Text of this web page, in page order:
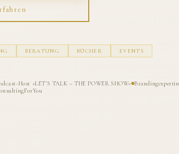
BERATUNG BÜCHER EVENTS
Host »LET'S TALK – THE POWER SHOW« Brandingexpertin